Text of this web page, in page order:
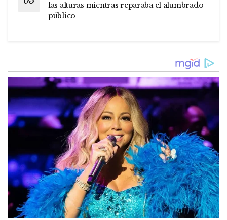
las alturas mientras reparaba el alumbrado
público